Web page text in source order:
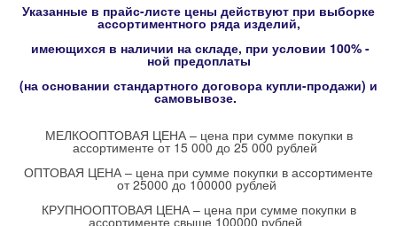
Указанные в прайс-листе цены действуют при выборке
ассортиментного ряда изделий,
имеющихся в наличии на складе, при условии 100% -
ной предоплаты
(на основании стандартного договора купли-продажи) и
самовывозе.
МЕЛКООПТОВАЯ ЦЕНА – цена при сумме покупки в
ассортименте от 15 000 до 25 000 рублей
ОПТОВАЯ ЦЕНА – цена при сумме покупки в ассортименте
от 25000 до 100000 рублей
КРУПНООПТОВАЯ ЦЕНА – цена при сумме покупки в
ассортименте свыше 100000 рублей